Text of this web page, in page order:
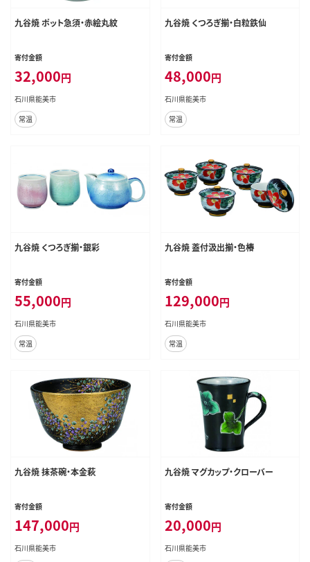
九谷焼 ポット急須・赤絵丸紋
寄付金額
32,000円
石川県能美市
常温
九谷焼 くつろぎ揃・白粒鉄仙
寄付金額
48,000円
石川県能美市
常温
九谷焼 くつろぎ揃・銀彩
寄付金額
55,000円
石川県能美市
常温
九谷焼 蓋付汲出揃・色椿
寄付金額
129,000円
石川県能美市
常温
九谷焼 抹茶碗・本金萩
寄付金額
147,000円
石川県能美市
九谷焼 マグカップ・クローバー
寄付金額
20,000円
石川県能美市